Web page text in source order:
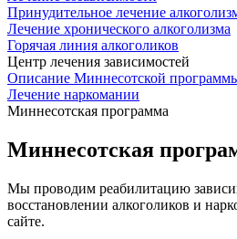
Принудительное лечение
Лечение хронического алкоголизма
Горячая линия алкоголиков
Центр лечения зависимостей
Описание Миннесотской
Лечение наркомании
Миннесотская программа
Миннесотская
Мы проводим реабилитацию
восстановлении алкоголиков и
сайте.